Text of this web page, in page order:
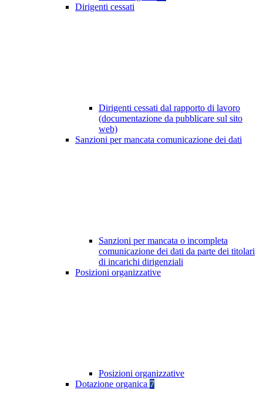
Dirigenti cessati
Dirigenti cessati dal rapporto di lavoro
(documentazione da pubblicare sul sito
web)
Sanzioni per mancata comunicazione dei dati
Sanzioni per mancata o incompleta
comunicazione dei dati da parte dei titolari
di incarichi dirigenziali
Posizioni organizzative
Posizioni organizzative
Dotazione organica 7